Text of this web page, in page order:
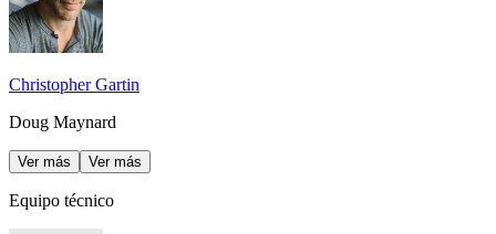
Christopher Gartin
Doug Maynard
Ver más Ver más
Equipo técnico